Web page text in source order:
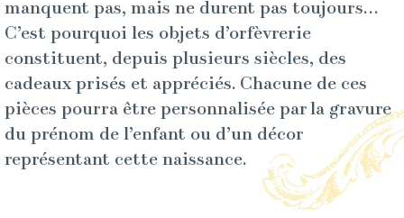
manquent pas, mais ne durent pas toujours…
C’est pourquoi les objets d’orfèvrerie
constituent, depuis plusieurs siècles, des
cadeaux prisés et appréciés. Chacune de ces
pièces pourra être personnalisée par la gravure
du prénom de l’enfant ou d’un décor
représentant cette naissance.